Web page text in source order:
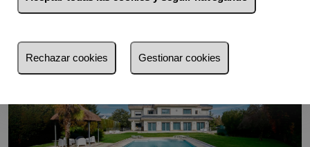
Rechazar cookies Gestionar cookies